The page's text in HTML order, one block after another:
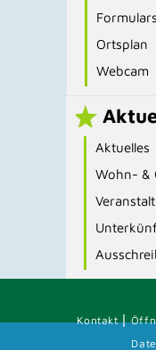
Ortsplan
Webcam
Aktuelles
Wohn- &
Kontakt|